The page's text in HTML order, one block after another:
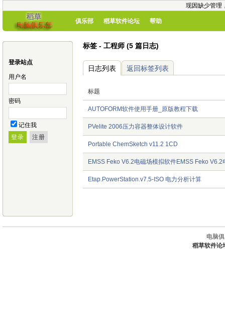
现因缺少管理
俱乐部 稻草软件论坛 帮助
登录站点
用户名
密码
记住我
标签 - 工程师 (5 篇日志)
日志列表 返回标签列表
标题
AUTOFORM软件使用手册_原版教程下载
PVelite 2006压力容器整体设计软件
Portable ChemSketch v11.2 1CD
EMSS Feko V6.2电磁场模拟软件EMSS Feko V6.2
Etap.PowerStation.v7.5-ISO 电力分析计算
电脑
稻草软件论